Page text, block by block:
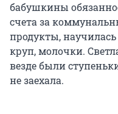
бабушкины
счета за
продукты,
круп, молочки.
везде были
не заехала.